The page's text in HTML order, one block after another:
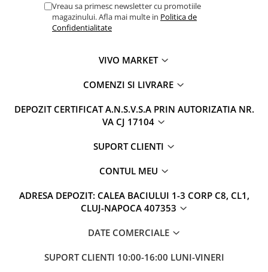
Vreau sa primesc newsletter cu promotiile
magazinului. Afla mai multe in Politica de
Confidentialitate
VIVO MARKET
COMENZI SI LIVRARE
DEPOZIT CERTIFICAT A.N.S.V.S.A PRIN AUTORIZATIA NR.
VA CJ 17104
SUPORT CLIENTI
CONTUL MEU
ADRESA DEPOZIT: CALEA BACIULUI 1-3 CORP C8, CL1,
CLUJ-NAPOCA 407353
DATE COMERCIALE
SUPORT CLIENTI 10:00-16:00 LUNI-VINERI